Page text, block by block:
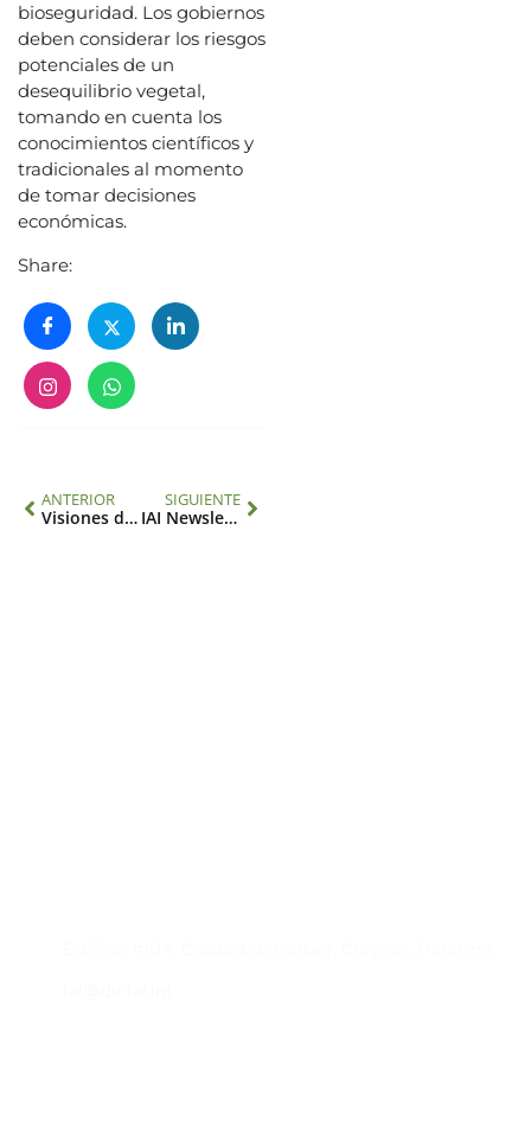
bioseguridad. Los gobiernos
deben considerar los riesgos
potenciales de un
desequilibrio vegetal,
tomando en cuenta los
conocimientos científicos y
tradicionales al momento
de tomar decisiones
económicas.
Share:
ANTERIOR
Visiones de cambio: innovación, conservación y restauración al servicio del ambiente
SIGUIENTE
IAI Newsletter 2/2024